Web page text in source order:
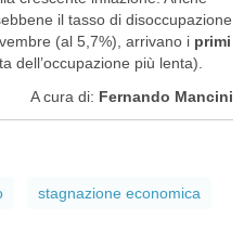
il tasso di disoccupazione
(al 5,7%), arrivano i primi
dell’occupazione più lenta).
A cura di: Fernando Mancini
stagnazione economica